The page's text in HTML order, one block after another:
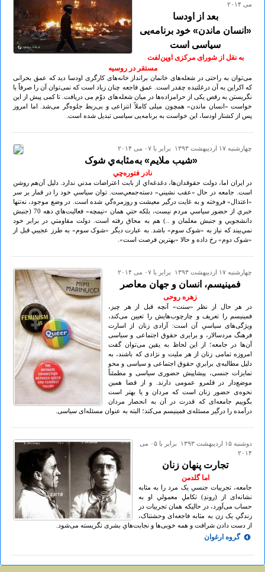
می ۲۰۱۴
بعد از اودسا
«انسان ماندن» خود برنامه‌یی
سیاسی است
به نقل از شورای مرکزی اوپن‌لفت
مستقر در روسیه
می‌توان به راحتی در شعله‌های خانمان برانداز خانه‌های کارگری اودسا دید که عمق بحرانی
که اکراین به آن درغلتیده چقدر است. عمق فاجعه چنان زیاد است که نمی‌توان آن را صرفاً با
نگریستن به رقص یکی از حرامزاده‌ها در میان شعله‌های دوّم می دریافت. تا کمی پیش از این
خواست «انسان ماندن» همچون میلی کاملاً انتزاعی و بی‌ربط جلوه‌گر می‌شد. اما امروز
پس از کشتار اودسا، این خواست به برنامه‌یی سیاسی تبدیل شده است.
چهارشنبه ۱۷ ارديبهشت ۱۳۹۳ برابر با ۰۷ می ۲۰۱۴
«شيب ملايم» به‌مثابه‌ي شوک
نادر فتوره‌چي
در ايران اما، دولت حقوقدان‌ها، دغدغه‌اي از بابت اعتراضات مدني ندارد. دليل آن‌هم روشن
است. جامعه در حال «عقب نشيني» دسته‌جمعي‌ست. توان سياسي خود را در قمار بر سر
«اعتدال» فروخته و به غايت درگير معيشت و روزمره‌گي شده است. در وضع موجود، نه‌تنها
خبري از حضور سياسي مردم نيست، بلکه حتي همان «نيمچه» فعاليت‌هاي دهه 70 (جنبش
دانشجويي و جنبش معلمان و ..) هم به محاق رفته است. دولت مقاومتي در برابر خود
نمي‌بيند که نياز به «شوک سوم» باشد. به عبارت ديگر «شوک سوم» به طرز عجيبي قبل از
«شوک دوم» رخ داده و حالا «بهترين فرصت است».
چهارشنبه ۱۷ ارديبهشت ۱۳۹۳ برابر با ۰۷ می ۲۰۱۴
فمینیسم، انسان و جهان معاصر
زهره روحی
در هر حال از نظر «سنت» آنچه قبل از هر چیز،
فمینیسم را تعریف و چارچوب‌هایش را تعیین می‌کند،
ویژگی‌های سیاسیِ آن است: آزادی زنان از اسارت
فرهنگ مردسالار، و برابری حقوق اجتماعی و سیاسی
آن‌ها در جامعه؛ از این لحاظ به یقین می‌توان گفت
امروزه تمامی زنان از هر ملیت و نژادی که باشند، به
دلیل مطالبه‌ی برابریِ حقوق اجتماعی و سیاسی و محو
تمایزات جنسی، پیشاپیش حضوری سیاسی و مطمئناً
موضع‌دار در قلمرو عمومی دارند. و از قضا همین
نحوه‌ی حضور زنان است که مردان و یا بهتر است
بگوییم جامعه‌ای که قدرت در آن به انحصار مردان
درآمده را درگیر مسئله‌ی فمینیسم می‌کند؛ البته به عنوان مسئله‌ای سیاسی.
دوشنبه ۱۵ ارديبهشت ۱۳۹۳ برابر با ۰۵ می
۲۰۱۴
تجارت پنهان زنان
اما گلدمن
جامعه، تجربیات جنسیِ یک مرد را به مثابه
نشانه‌ای از (روندِ) تکاملِ معمولیِ او به
حساب می‌آورد، در حالیکه همان تجربیات در
زندگیِ یک زن به مثابه فاجعه‌ای وحشتناک،
از دست دادن شرافت و همه خوبی‌ها و نجابت‌هایِ بشری نگریسته می‌شود.
گروه ارغوان